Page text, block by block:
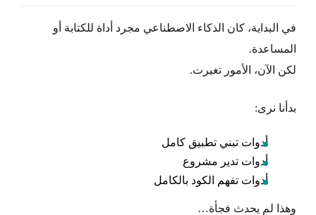
في البداية، كان الذكاء الاصطناعي مجرد أداة للكتابة أو
المساعدة.
لكن الآن، الأمور تغيرت.
بدأنا نرى:
أدوات تبني تطبيق كامل
أدوات تدير مشروع
أدوات تفهم الكود بالكامل
وهذا لم يحدث فجأة…